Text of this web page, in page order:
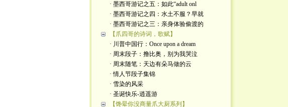
· 墨西哥游记之五：如此“adult onl
· 墨西哥游记之四：水土不服？早就
· 墨西哥游记之三：亲身体验偷渡的
【爪四哥的诗词，歌赋】
· 川普中国行：Once upon a dream
· 周末段子：撸比奥，别为我哭泣
· 周末随笔：天边有朵马做的云
· 情人节段子集锦
· 雪染的风采
· 圣诞快乐-逍遥游
【馋晕你没商量爪大厨系列】